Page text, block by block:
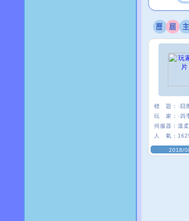
標 題： ·囧
玩 家： ·四
伺服器： 溫
人 氣：
2018/